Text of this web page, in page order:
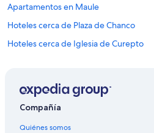
Apartamentos en Maule
Hoteles cerca de Plaza de Chanco
Hoteles cerca de Iglesia de Curepto
Hoteles con casino en Talca
Compañía
Quiénes somos